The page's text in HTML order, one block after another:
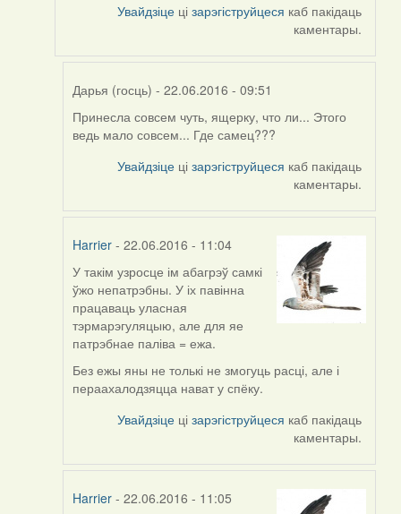
Увайдзіце цізарэгіструйцеся каб пакідаць
каментары.
Дарья (госць) - 22.06.2016 - 09:51
In
reply
(госць)
Принесла совсем чуть, ящерку, что ли... Этого
ведь мало совсем... Где самец???
Увайдзіце цізарэгіструйцеся каб пакідаць
каментары.
Harrier - 22.06.2016 - 11:04
In
reply
to
by
Дарья
(госць)
У такім узросце ім абагрэў самкі
ўжо непатрэбны. У іх павінна
працаваць уласная
тэрмарэгуляцыю, але для яе
патрэбнае паліва = ежа.
Без ежы яны не толькі не змогуць расці, але і
пераахалодзяцца нават у спёку.
Увайдзіце цізарэгіструйцеся каб пакідаць
каментары.
Harrier - 22.06.2016 - 11:05